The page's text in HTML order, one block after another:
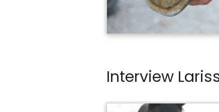
Interview